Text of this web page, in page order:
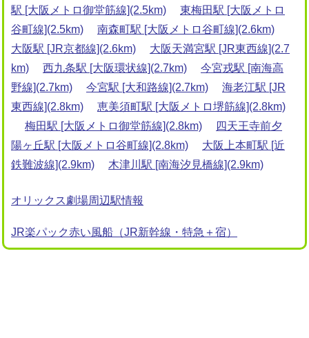
駅 [大阪メトロ御堂筋線](2.5km)
東梅田駅 [大阪メトロ
谷町線](2.5km)
南森町駅 [大阪メトロ谷町線](2.6km)
大阪駅 [JR京都線](2.6km)
大阪天満宮駅 [JR東西線](2.7
km)
西九条駅 [大阪環状線](2.7km)
今宮戎駅 [南海高
野線](2.7km)
今宮駅 [大和路線](2.7km)
海老江駅 [JR
東西線](2.8km)
恵美須町駅 [大阪メトロ堺筋線](2.8km)
梅田駅 [大阪メトロ御堂筋線](2.8km)
四天王寺前夕
陽ヶ丘駅 [大阪メトロ谷町線](2.8km)
大阪上本町駅 [近
鉄難波線](2.9km)
木津川駅 [南海汐見橋線](2.9km)
オリックス劇場周辺駅情報
JR楽パック赤い風船（JR新幹線・特急＋宿）